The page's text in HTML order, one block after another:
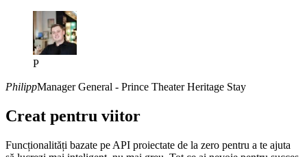
P
PhilippManager General - Prince Theater Heritage Stay
Creat pentru viitor
Funcționalități bazate pe API proiectate de la zero pentru a te ajuta